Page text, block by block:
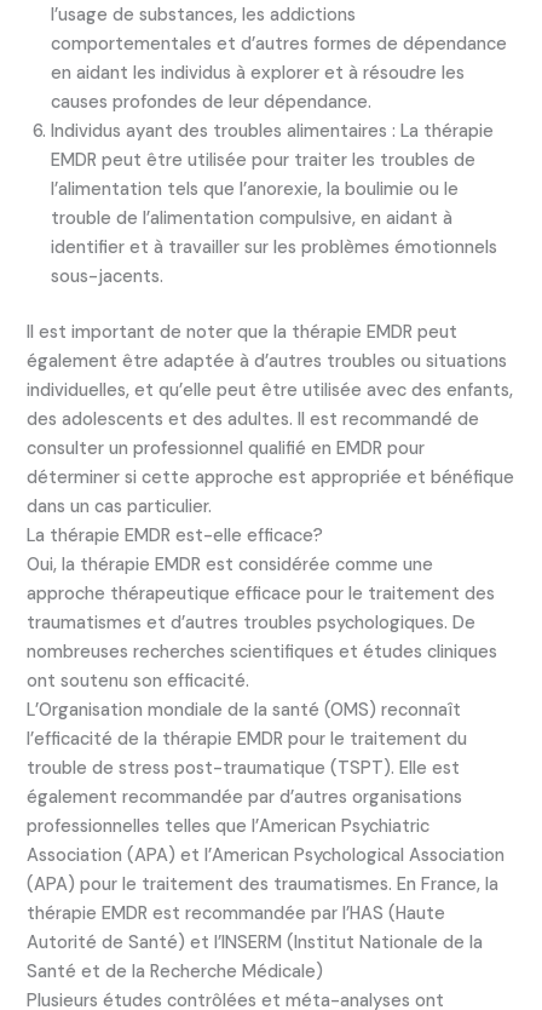
l’usage de substances, les addictions
comportementales et d’autres formes de dépendance
en aidant les individus à explorer et à résoudre les
causes profondes de leur dépendance.
Individus ayant des troubles alimentaires : La thérapie
EMDR peut être utilisée pour traiter les troubles de
l’alimentation tels que l’anorexie, la boulimie ou le
trouble de l’alimentation compulsive, en aidant à
identifier et à travailler sur les problèmes émotionnels
sous-jacents.
Il est important de noter que la thérapie EMDR peut
également être adaptée à d’autres troubles ou situations
individuelles, et qu’elle peut être utilisée avec des enfants,
des adolescents et des adultes. Il est recommandé de
consulter un professionnel qualifié en EMDR pour
déterminer si cette approche est appropriée et bénéfique
dans un cas particulier.
La thérapie EMDR est-elle efficace?
Oui, la thérapie EMDR est considérée comme une
approche thérapeutique efficace pour le traitement des
traumatismes et d’autres troubles psychologiques. De
nombreuses recherches scientifiques et études cliniques
ont soutenu son efficacité.
L’Organisation mondiale de la santé (OMS) reconnaît
l’efficacité de la thérapie EMDR pour le traitement du
trouble de stress post-traumatique (TSPT). Elle est
également recommandée par d’autres organisations
professionnelles telles que l’American Psychiatric
Association (APA) et l’American Psychological Association
(APA) pour le traitement des traumatismes. En France, la
thérapie EMDR est recommandée par l’HAS (Haute
Autorité de Santé) et l’INSERM (Institut Nationale de la
Santé et de la Recherche Médicale)
Plusieurs études contrôlées et méta-analyses ont